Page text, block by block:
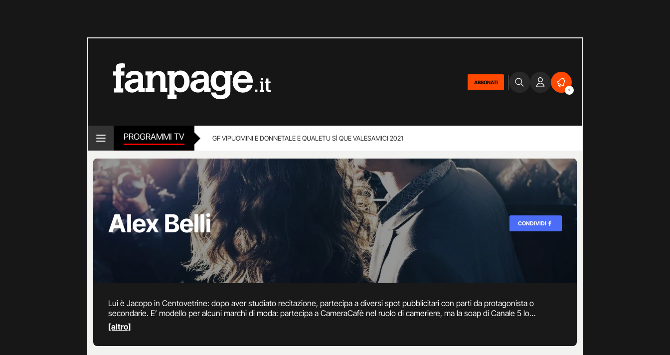
ABBONATI
2
PROGRAMMI TV GF VIPUOMINI E DONNETALE E QUALETU SÌ QUE VALESAMICI 2021
Alex Belli CONDIVIDI
Lui è Jacopo in Centovetrine: dopo aver studiato recitazione, partecipa a diversi spot pubblicitari con parti da protagonista o
secondarie. E’ modello per alcuni marchi di moda: partecipa a CameraCafè nel ruolo di cameriere, ma la soap di Canale 5 lo
consacra al grande pubblico. Balla nell’edizione 2012 di Ballando con le Stelle.
[altro]